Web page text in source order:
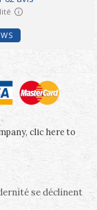
clic here to
se déclinent